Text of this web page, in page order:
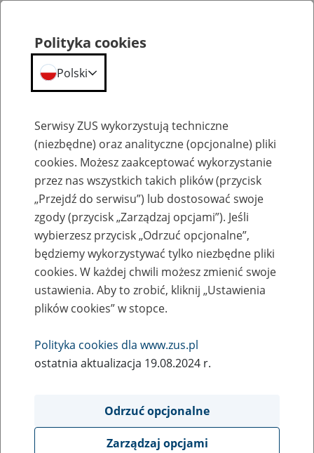
Biogramy
Monika Grochowska
Polityka cookies
Polski
Serwisy ZUS wykorzystują techniczne
(niezbędne) oraz analityczne (opcjonalne) pliki
cookies. Możesz zaakceptować wykorzystanie
przez nas wszystkich takich plików (przycisk
„Przejdź do serwisu”) lub dostosować swoje
zgody (przycisk „Zarządzaj opcjami”). Jeśli
wybierzesz przycisk „Odrzuć opcjonalne”,
będziemy wykorzystywać tylko niezbędne pliki
cookies. W każdej chwili możesz zmienić swoje
ustawienia. Aby to zrobić, kliknij „Ustawienia
plików cookies” w stopce.
Polityka cookies dla www.zus.pl
ostatnia aktualizacja 19.08.2024 r.
Odrzuć opcjonalne
Zarządzaj opcjami